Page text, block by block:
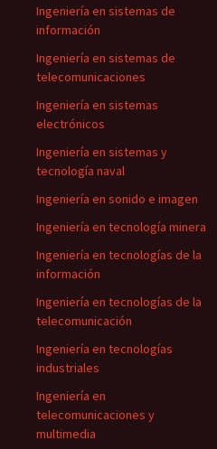
Ingeniería en sistemas de
información
Ingeniería en sistemas de
telecomunicaciones
Ingeniería en sistemas
electrónicos
Ingeniería en sistemas y
tecnología naval
Ingeniería en sonido e imagen
Ingeniería en tecnología minera
Ingeniería en tecnologías de la
información
Ingeniería en tecnologías de la
telecomunicación
Ingeniería en tecnologías
industriales
Ingeniería en
telecomunicaciones y
multimedia